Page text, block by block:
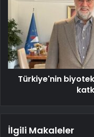
Türkiye'nin
İlgili Makaleler